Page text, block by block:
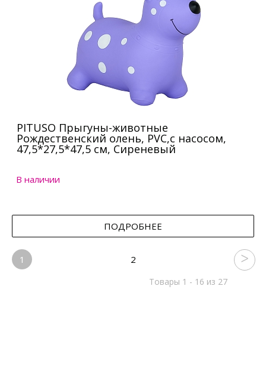
PITUSO Прыгуны-животные
Рождественский олень, PVC,с насосом,
47,5*27,5*47,5 см, Сиреневый
В наличии
ПОДРОБНЕЕ
1 2
Товары 1 - 16 из 27